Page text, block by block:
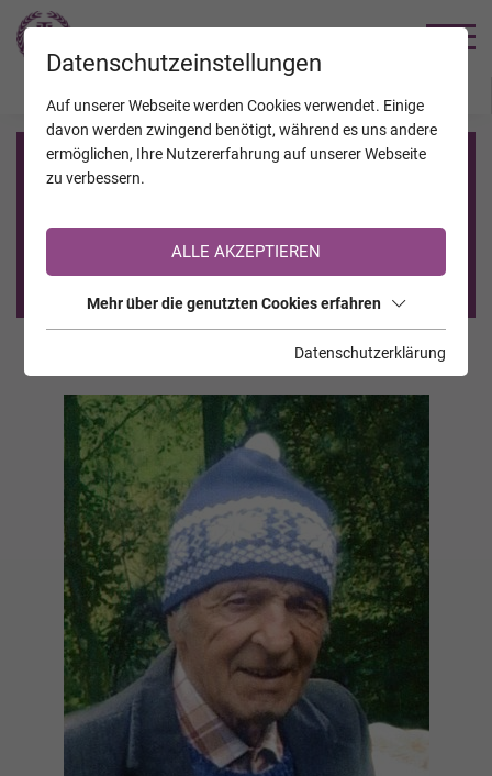
Registrierung auf TrauerHilfe.it
Sie sind noch nicht auf TrauerHilfe.it registriert?
>> zur kostenlosen Registrierung <<
Datenschutzeinstellungen
Auf unserer Webseite werden Cookies verwendet. Einige
davon werden zwingend benötigt, während es uns andere
ermöglichen, Ihre Nutzererfahrung auf unserer Webseite
zu verbessern.
ALLE AKZEPTIEREN
Mehr über die genutzten Cookies erfahren
Datenschutzerklärung
JAHRESTAGE KALENDER VERSTORBENE